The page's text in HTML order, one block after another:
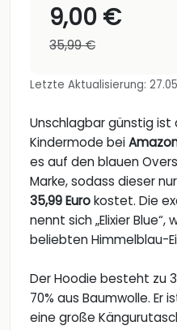
9,00 €
35,99 €
Letzte Aktualisierung:
Unschlagbar günstig ist
Kindermode bei
es auf den blauen
Marke, sodass dieser
35,99 Eurokostet. Die
nennt sich „Elixier Blue“,
beliebten Himmelblau-
Der Hoodie besteht zu
70% aus Baumwolle. Er
eine große